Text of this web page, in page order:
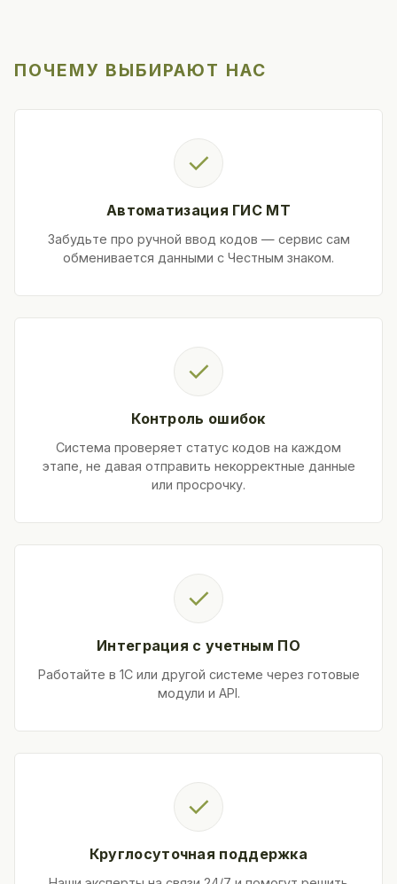
ПОЧЕМУ ВЫБИРАЮТ НАС
✓
Автоматизация ГИС МТ
Забудьте про ручной ввод кодов — сервис сам
обменивается данными с Честным знаком.
✓
Контроль ошибок
Система проверяет статус кодов на каждом
этапе, не давая отправить некорректные данные
или просрочку.
✓
Интеграция с учетным ПО
Работайте в 1С или другой системе через готовые
модули и API.
✓
Круглосуточная поддержка